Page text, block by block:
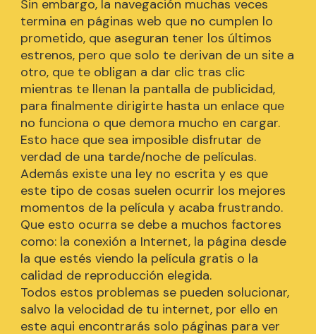
Sin embargo, la navegación muchas veces
termina en páginas web que no cumplen lo
prometido, que aseguran tener los últimos
estrenos, pero que solo te derivan de un site a
otro, que te obligan a dar clic tras clic
mientras te llenan la pantalla de publicidad,
para finalmente dirigirte hasta un enlace que
no funciona o que demora mucho en cargar.
Esto hace que sea imposible disfrutar de
verdad de una tarde/noche de películas.
Además existe una ley no escrita y es que
este tipo de cosas suelen ocurrir los mejores
momentos de la película y acaba frustrando.
Que esto ocurra se debe a muchos factores
como: la conexión a Internet, la página desde
la que estés viendo la película gratis o la
calidad de reproducción elegida.
Todos estos problemas se pueden solucionar,
salvo la velocidad de tu internet, por ello en
este aqui encontrarás solo páginas para ver